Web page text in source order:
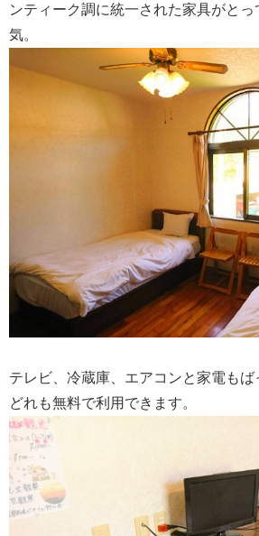
ンティーク調に統一された家具がとっ
気。
テレビ、冷蔵庫、エアコンと家電もば
どれも無料で利用できます。